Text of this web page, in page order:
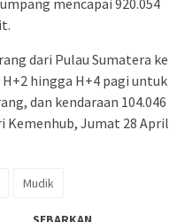
dari Pulau Sumatera ke
hingga H+4 pagi untuk
dan kendaraan 104.046
Kemenhub, Jumat 28 April
Mudik